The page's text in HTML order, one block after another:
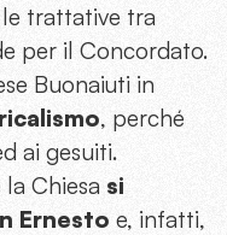
le trattative tra
per il Concordato.
Buonaiuti in
, perché
ai gesuiti.
Chiesa si
Ernesto e, infatti,